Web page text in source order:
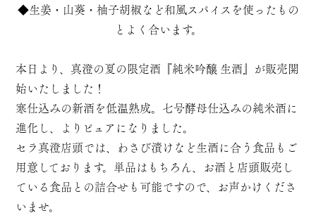
◆生姜・山葵・柚子胡椒など和風スパイスを使ったもの
とよく合います。
本日より、真澄の夏の限定酒『純米吟醸 生酒』が販売開
始いたしました！
寒仕込みの新酒を低温熟成。七号酵母仕込みの純米酒に
進化し、よりピュアになりました。
セラ真澄店頭では、わさび漬けなど生酒に合う食品もご
用意しております。単品はもちろん、お酒と店頭販売し
ている食品との詰合せも可能ですので、お声かけくださ
いませ。